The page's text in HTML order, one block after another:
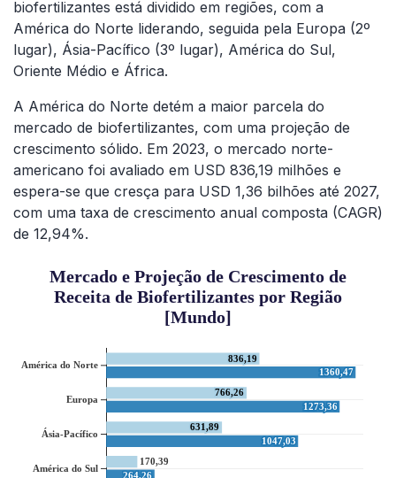
biofertilizantes está dividido em regiões, com a
América do Norte liderando, seguida pela Europa (2º
lugar), Ásia-Pacífico (3º lugar), América do Sul,
Oriente Médio e África.
A América do Norte detém a maior parcela do
mercado de biofertilizantes, com uma projeção de
crescimento sólido. Em 2023, o mercado norte-
americano foi avaliado em USD 836,19 milhões e
espera-se que cresça para USD 1,36 bilhões até 2027,
com uma taxa de crescimento anual composta (CAGR)
de 12,94%.